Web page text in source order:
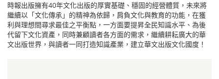
時報出版擁有40年文化出版的厚實基礎、穩固的經營體質，未來將
繼續以「文化傳承」的精神為依歸，肩負文化與教育的功能，在獲
利與理想間尋求最佳之平衡點，一方面要提昇全民知識水平、為後
代留下文化資產，同時兼顧讀者各方面的需求，繼續耕耘廣大的華
文出版世界，與讀者一同打造知識產業，建立華文出版文化國度！